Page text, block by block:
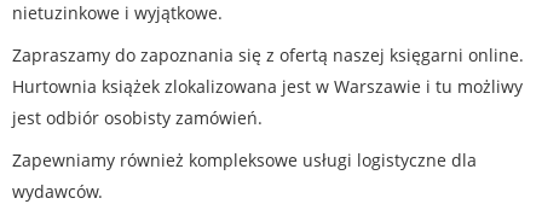
nietuzinkowe i wyjątkowe.
Zapraszamy do zapoznania się z ofertą naszej księgarni online.
Hurtownia książek zlokalizowana jest w Warszawie i tu możliwy
jest odbiór osobisty zamówień.
Zapewniamy również kompleksowe usługi logistyczne dla
wydawców.